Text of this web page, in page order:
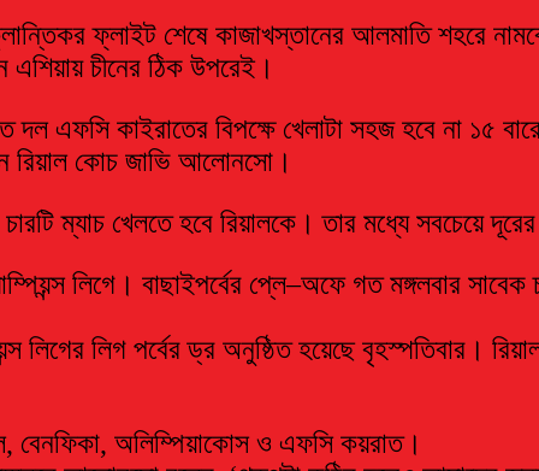
ফ্লাইট শেষে কাজাখস্তানের আলমাতি শহরে
চীনের ঠিক উপরেই।
দল এফসি কাইরাতের বিপক্ষে খেলাটা সহজ হবে না ১৫
রিয়াল কোচ জাভি আলোনসো।
চারটি ম্যাচ খেলতে হবে রিয়ালকে। তার মধ্যে সবচেয়ে
লিগে। বাছাইপর্বের প্লে–অফে গত মঙ্গলবার সাবেক
লিগ পর্বের ড্র অনুষ্ঠিত হয়েছে বৃহস্পতিবার।
বেনফিকা, অলিম্পিয়াকোস ও এফসি কয়রাত।